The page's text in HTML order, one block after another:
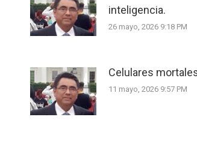
inteligencia.
26 mayo, 2026 9:18 PM
Celulares
11 mayo, 2026 9:57 PM